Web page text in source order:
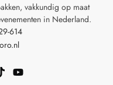
vakkundig op maat
in Nederland.
614